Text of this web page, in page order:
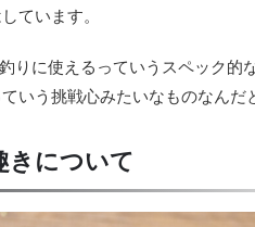
ています。
りに使えるっていうスペック的
いう挑戦心みたいなものなんだ
きについて